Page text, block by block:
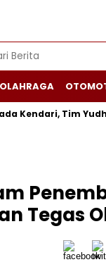
OLAHRAGA
Tim
Tegas